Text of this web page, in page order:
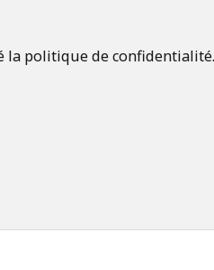
la politique de confidentialité.